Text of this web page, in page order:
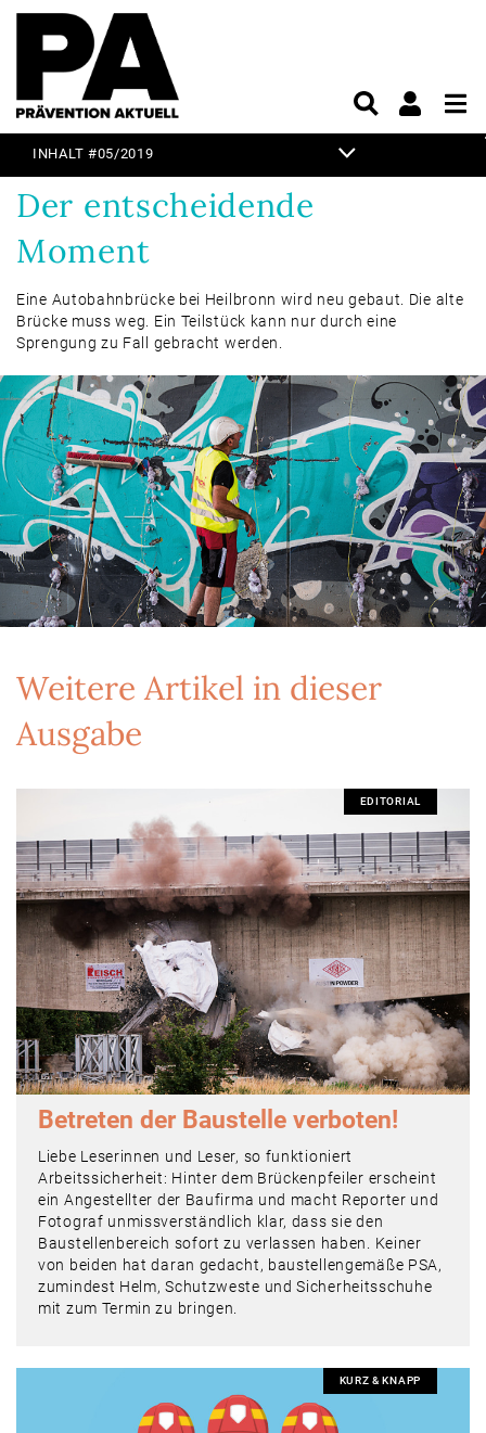
INHALT #05/2019
TITELTHEMA
PRAXIS
VORSCHAU
Der entscheidende
Moment
Eine Autobahnbrücke bei Heilbronn wird neu ­gebaut. Die alte
Brücke muss weg. Ein Teilstück kann nur durch eine
Sprengung zu Fall gebracht werden.
Weitere Artikel in dieser
Ausgabe
EDITORIAL
Betreten der Baustelle verboten!
Liebe Leserinnen und Leser, so funktioniert
Arbeitssicherheit: Hinter dem Brückenpfeiler erscheint
ein Angestellter der Baufirma und macht Reporter und
Fotograf unmissverständlich klar, dass sie den
Baustellenbereich sofort zu verlassen haben. Keiner
von beiden hat daran gedacht, baustellengemäße PSA,
zumindest Helm, Schutzweste und Sicherheitsschuhe
mit zum Termin zu bringen.
KURZ & KNAPP